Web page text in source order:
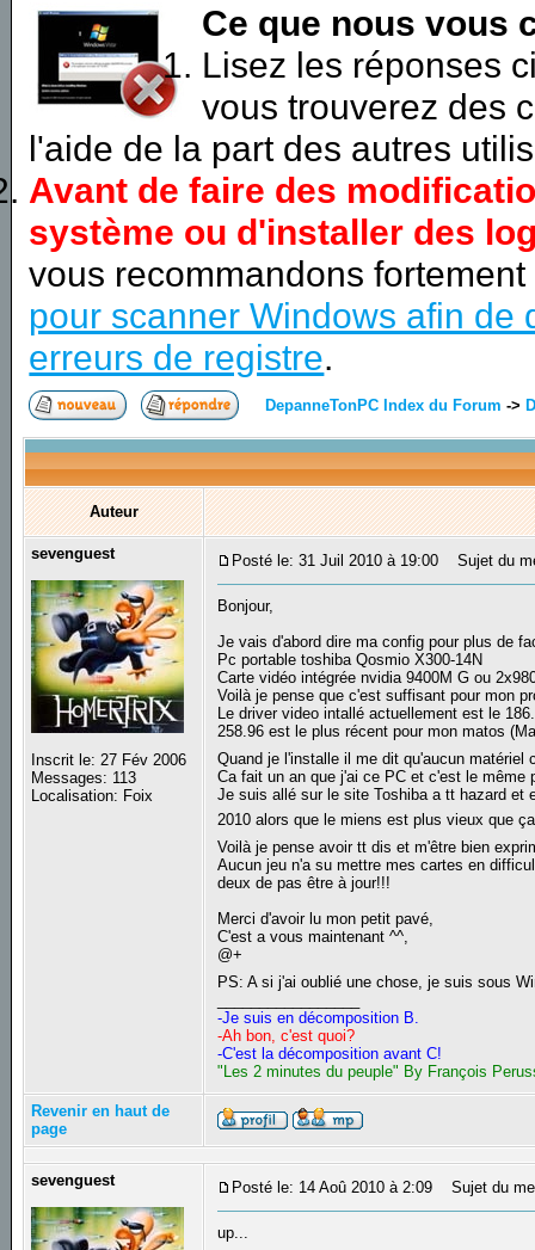
Ce que nous vous
Lisez les réponses
vous trouverez des
l'aide de la part des autres
Avant de faire des
système ou d'installer des
vous recommandons
pour scanner Windows afin de
erreurs de registre.
DepanneTonPC Index du Forum ->
Auteur
sevenguest
Inscrit le: 27 Fév 2006
Messages: 113
Localisation: Foix
Posté le: 31 Juil 2010 à 19:00 Sujet du
Bonjour,
Je vais d'abord dire ma config pour plus de
Pc portable toshiba Qosmio X300-14N
Carte vidéo intégrée nvidia 9400M G ou
Voilà je pense que c'est suffisant pour mon
Le driver video intallé actuellement est le
258.96 est le plus récent pour mon matos
Quand je l'installe il me dit qu'aucun
Ca fait un an que j'ai ce PC et c'est le
Je suis allé sur le site Toshiba a tt hazard et
2010 alors que le miens est plus vieux que
Voilà je pense avoir tt dis et m'être bien
Aucun jeu n'a su mettre mes cartes en
deux de pas être à jour!!!
Merci d'avoir lu mon petit pavé,
C'est a vous maintenant ^^,
@+
PS: A si j'ai oublié une chose, je suis sous
-Je suis en décomposition B.
-Ah bon, c'est quoi?
-C'est la décomposition avant C!
"Les 2 minutes du peuple" By François
Revenir en haut de
page
sevenguest Posté le: 14 Aoû 2010 à 2:09 Sujet du
up...